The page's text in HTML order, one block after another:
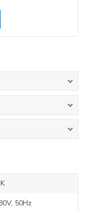
50Hz